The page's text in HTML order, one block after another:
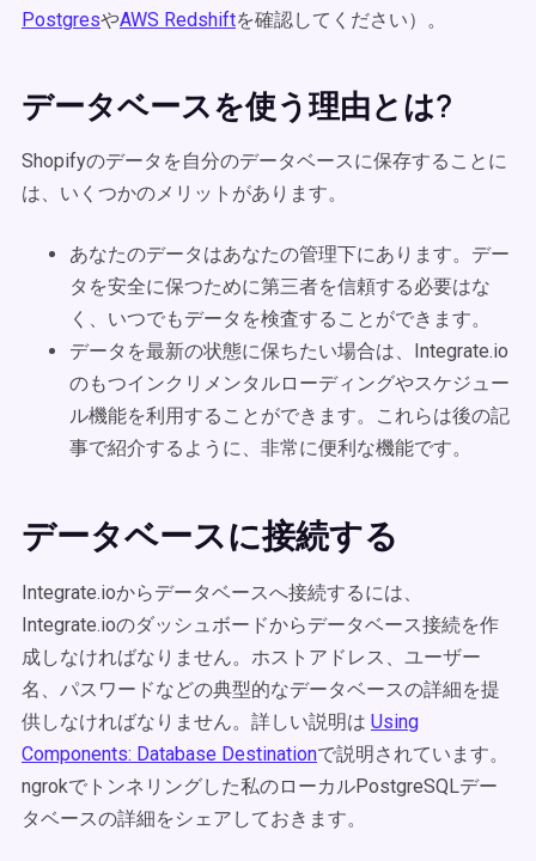
PostgresやAWS Redshiftを確認してください）。
データベースを使う理由とは?
Shopifyのデータを自分のデータベースに保存することに
は、いくつかのメリットがあります。
あなたのデータはあなたの管理下にあります。デー
タを安全に保つために第三者を信頼する必要はな
く、いつでもデータを検査することができます。
データを最新の状態に保ちたい場合は、Integrate.io
のもつインクリメンタルローディングやスケジュー
ル機能を利用することができます。これらは後の記
事で紹介するように、非常に便利な機能です。
データベースに接続する
Integrate.ioからデータベースへ接続するには、
Integrate.ioのダッシュボードからデータベース接続を作
成しなければなりません。ホストアドレス、ユーザー
名、パスワードなどの典型的なデータベースの詳細を提
供しなければなりません。詳しい説明は Using
Components: Database Destinationで説明されています。
ngrokでトンネリングした私のローカルPostgreSQLデー
タベースの詳細をシェアしておきます。